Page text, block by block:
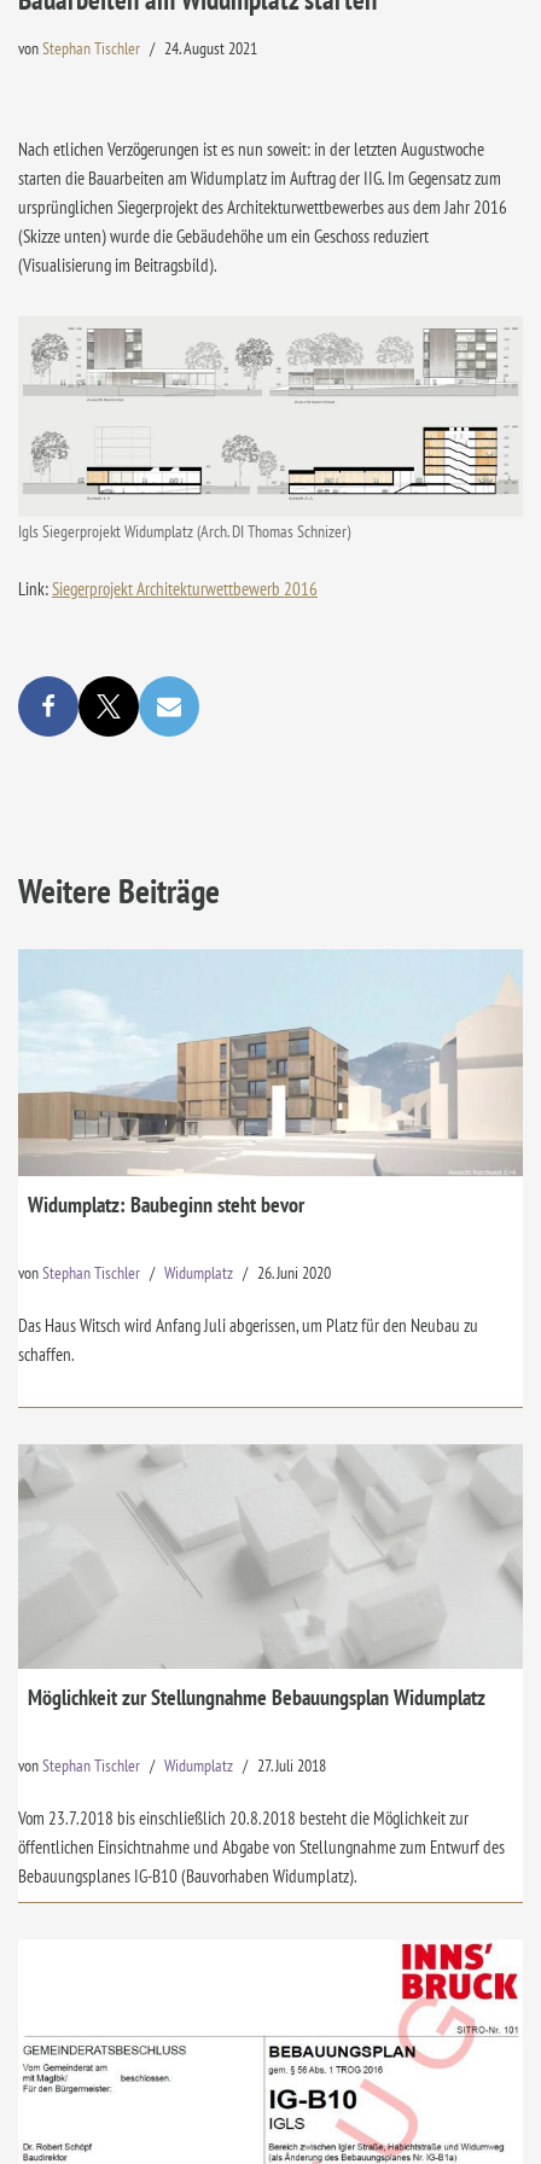
vonStephan Tischler 24. August 2021
Nach etlichen Verzögerungen ist es nun soweit: in der letzten Augustwoche
starten die Bauarbeiten am Widumplatz im Auftrag der IIG. Im Gegensatz zum
ursprünglichen Siegerprojekt des Architekturwettbewerbes aus dem Jahr 2016
(Skizze unten) wurde die Gebäudehöhe um ein Geschoss reduziert
(Visualisierung im Beitragsbild).
Igls Siegerprojekt Widumplatz (Arch. DI Thomas Schnizer)
Link:Siegerprojekt Architekturwettbewerb 2016
Weitere Beiträge
Widumplatz: Baubeginn steht bevor
vonStephan Tischler Widumplatz 26. Juni 2020
Das Haus Witsch wird Anfang Juli abgerissen, um Platz für den Neubau zu
schaffen.
Möglichkeit zur Stellungnahme Bebauungsplan Widumplatz
vonStephan Tischler Widumplatz 27. Juli 2018
Vom 23.7.2018 bis einschließlich 20.8.2018 besteht die Möglichkeit zur
öffentlichen Einsichtnahme und Abgabe von Stellungnahme zum Entwurf des
Bebauungsplanes IG-B10 (Bauvorhaben Widumplatz).